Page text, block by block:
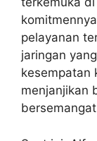
pelayanan
jaringan
kesempatan
menjanjikan